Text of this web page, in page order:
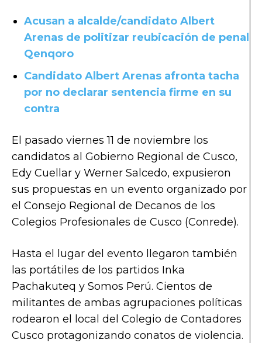
Acusan a alcalde/candidato Albert
Arenas de politizar reubicación de penal
Qenqoro
Candidato Albert Arenas afronta tacha
por no declarar sentencia firme en su
contra
El pasado viernes 11 de noviembre los
candidatos al Gobierno Regional de Cusco,
Edy Cuellar y Werner Salcedo, expusieron
sus propuestas en un evento organizado por
el Consejo Regional de Decanos de los
Colegios Profesionales de Cusco (Conrede).
Hasta el lugar del evento llegaron también
las portátiles de los partidos Inka
Pachakuteq y Somos Perú. Cientos de
militantes de ambas agrupaciones políticas
rodearon el local del Colegio de Contadores
Cusco protagonizando conatos de violencia.